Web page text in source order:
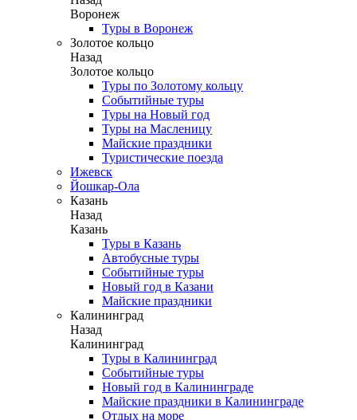
Воронеж
Туры в Воронеж
Золотое кольцо
Назад
Золотое кольцо
Туры по Золотому кольцу
Событийные туры
Туры на Новый год
Туры на Масленицу
Майские праздники
Туристические поезда
Ижевск
Йошкар-Ола
Казань
Назад
Казань
Туры в Казань
Автобусные туры
Событийные туры
Новый год в Казани
Майские праздники
Калининград
Назад
Калининград
Туры в Калининград
Событийные туры
Новый год в Калининграде
Майские праздники в Калининграде
Отдых на море